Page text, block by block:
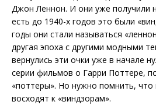
Джон Леннон. И они уже получили
есть до 1940-х годов это были
годы они стали называться
другая эпоха с другими модными
вернулись эти очки уже в начале
серии фильмов о Гарри Поттере,
«поттеры». Но нужно помнить, что
восходят к «виндзорам».